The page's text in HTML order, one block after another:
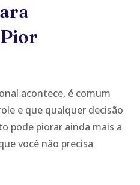
acontece, é comum
e que qualquer decisão
pode piorar ainda mais a
você não precisa